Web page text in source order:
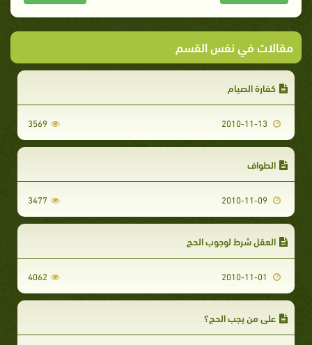
مقالات في نفس القسم
كفارة الصيام
3569
الطواف
3477
العقل شرط لوجوب الحج
4062
على من يجب الحج؟